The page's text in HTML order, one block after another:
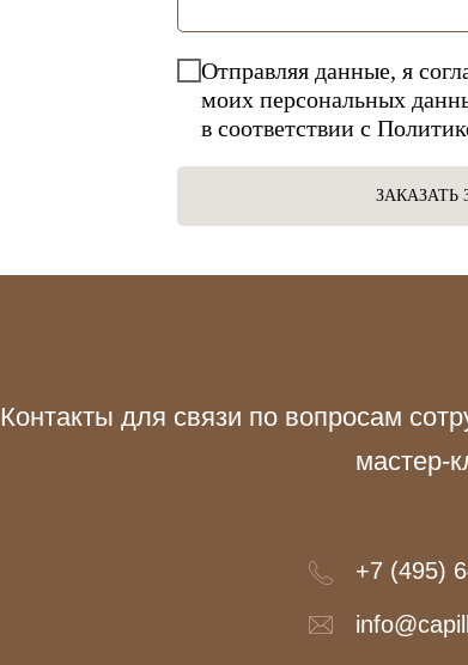
Отправляя данные, я
моих персональных
в соответствии с
ЗАКАЗАТЬ
+7 (495)
Контакты для связи по вопросам
мастер-